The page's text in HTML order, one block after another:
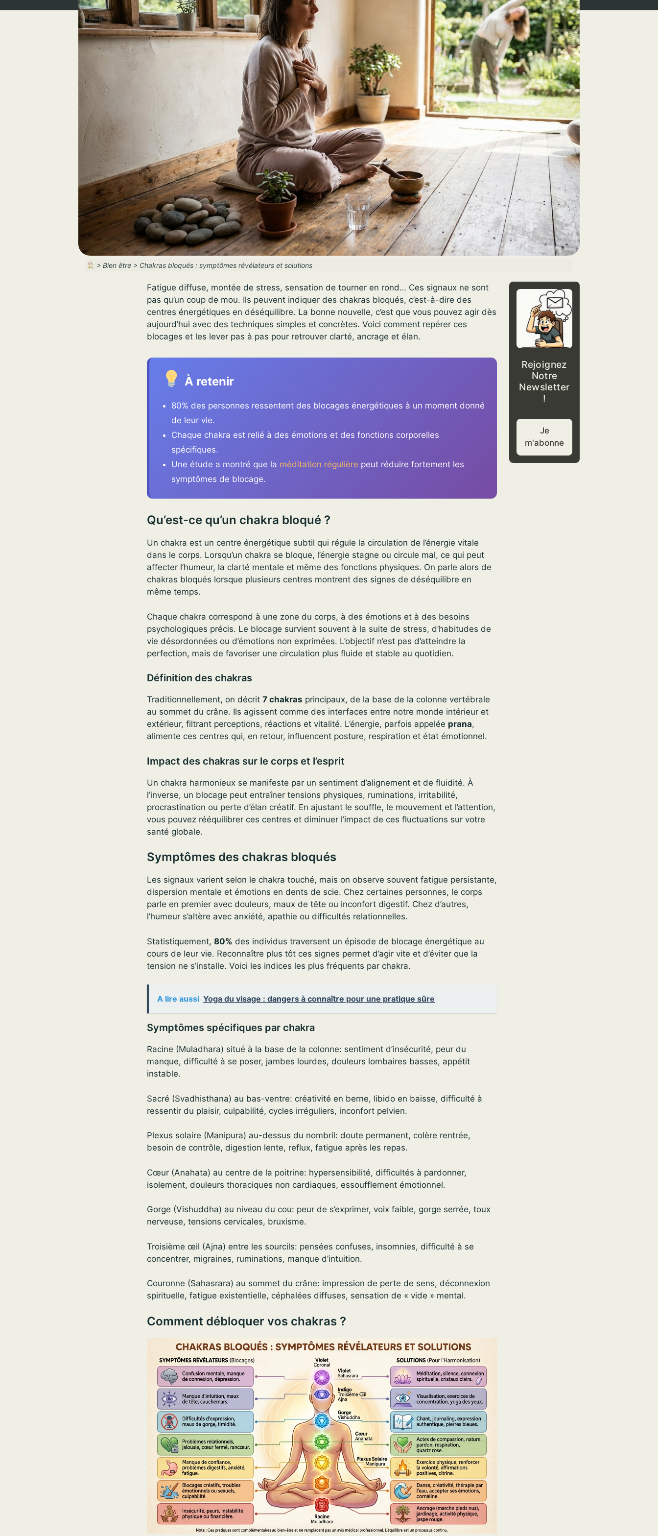
> Bien être> Chakras bloqués : symptômes révélateurs et solutions
Fatigue diffuse, montée de stress, sensation de tourner en rond… Ces signaux ne sont
pas qu’un coup de mou. Ils peuvent indiquer des chakras bloqués, c’est-à-dire des
centres énergétiques en déséquilibre. La bonne nouvelle, c’est que vous pouvez agir dès
aujourd’hui avec des techniques simples et concrètes. Voici comment repérer ces
blocages et les lever pas à pas pour retrouver clarté, ancrage et élan.
À retenir
80% des personnes ressentent des blocages énergétiques à un moment donné
de leur vie.
Chaque chakra est relié à des émotions et des fonctions corporelles
spécifiques.
Une étude a montré que la méditation régulière peut réduire fortement les
symptômes de blocage.
Qu’est-ce qu’un chakra bloqué ?
Un chakra est un centre énergétique subtil qui régule la circulation de l’énergie vitale
dans le corps. Lorsqu’un chakra se bloque, l’énergie stagne ou circule mal, ce qui peut
affecter l’humeur, la clarté mentale et même des fonctions physiques. On parle alors de
chakras bloqués lorsque plusieurs centres montrent des signes de déséquilibre en
même temps.
Chaque chakra correspond à une zone du corps, à des émotions et à des besoins
psychologiques précis. Le blocage survient souvent à la suite de stress, d’habitudes de
vie désordonnées ou d’émotions non exprimées. L’objectif n’est pas d’atteindre la
perfection, mais de favoriser une circulation plus fluide et stable au quotidien.
Définition des chakras
Traditionnellement, on décrit 7 chakras principaux, de la base de la colonne vertébrale
au sommet du crâne. Ils agissent comme des interfaces entre notre monde intérieur et
extérieur, filtrant perceptions, réactions et vitalité. L’énergie, parfois appelée prana,
alimente ces centres qui, en retour, influencent posture, respiration et état émotionnel.
Impact des chakras sur le corps et l’esprit
Un chakra harmonieux se manifeste par un sentiment d’alignement et de fluidité. À
l’inverse, un blocage peut entraîner tensions physiques, ruminations, irritabilité,
procrastination ou perte d’élan créatif. En ajustant le souffle, le mouvement et l’attention,
vous pouvez rééquilibrer ces centres et diminuer l’impact de ces fluctuations sur votre
santé globale.
Symptômes des chakras bloqués
Les signaux varient selon le chakra touché, mais on observe souvent fatigue persistante,
dispersion mentale et émotions en dents de scie. Chez certaines personnes, le corps
parle en premier avec douleurs, maux de tête ou inconfort digestif. Chez d’autres,
l’humeur s’altère avec anxiété, apathie ou difficultés relationnelles.
Statistiquement, 80% des individus traversent un épisode de blocage énergétique au
cours de leur vie. Reconnaître plus tôt ces signes permet d’agir vite et d’éviter que la
tension ne s’installe. Voici les indices les plus fréquents par chakra.
A lire aussi Yoga du visage : dangers à connaître pour une pratique sûre
Symptômes spécifiques par chakra
Racine (Muladhara) situé à la base de la colonne: sentiment d’insécurité, peur du
manque, difficulté à se poser, jambes lourdes, douleurs lombaires basses, appétit
instable.
Sacré (Svadhisthana) au bas-ventre: créativité en berne, libido en baisse, difficulté à
ressentir du plaisir, culpabilité, cycles irréguliers, inconfort pelvien.
Plexus solaire (Manipura) au-dessus du nombril: doute permanent, colère rentrée,
besoin de contrôle, digestion lente, reflux, fatigue après les repas.
Cœur (Anahata) au centre de la poitrine: hypersensibilité, difficultés à pardonner,
isolement, douleurs thoraciques non cardiaques, essoufflement émotionnel.
Gorge (Vishuddha) au niveau du cou: peur de s’exprimer, voix faible, gorge serrée, toux
nerveuse, tensions cervicales, bruxisme.
Troisième œil (Ajna) entre les sourcils: pensées confuses, insomnies, difficulté à se
concentrer, migraines, ruminations, manque d’intuition.
Couronne (Sahasrara) au sommet du crâne: impression de perte de sens, déconnexion
spirituelle, fatigue existentielle, céphalées diffuses, sensation de « vide » mental.
Comment débloquer vos chakras ?
Rejoignez
Notre
Newsletter
!
Je
m'abonne